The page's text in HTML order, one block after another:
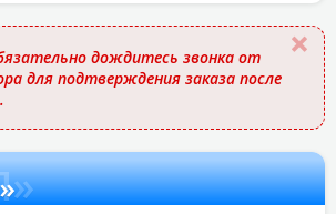
дождитесь звонка от
для подтверждения заказа после